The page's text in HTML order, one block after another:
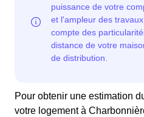
Pour obtenir une estimation
votre logement à